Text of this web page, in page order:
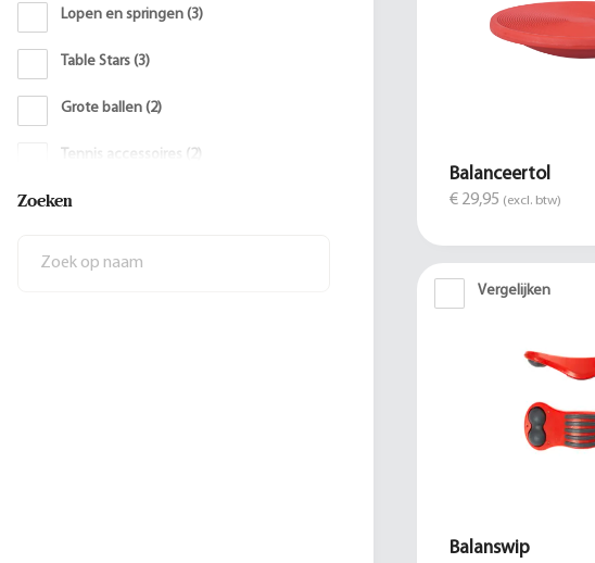
Lopen en springen (3)
Table Stars (3)
Grote ballen (2)
Tennis accessoires ( 2)
Stuiterballen
Zoeken
Balanceertol
€ 29,95 (excl. btw)
Vergelijken
Balanswip